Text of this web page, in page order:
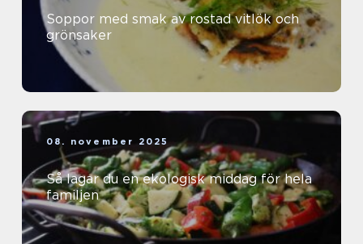
Soppor med smak av rostad vitlök och
grönsaker
08. november 2025
Så lagar du en ekologisk middag för hela
familjen